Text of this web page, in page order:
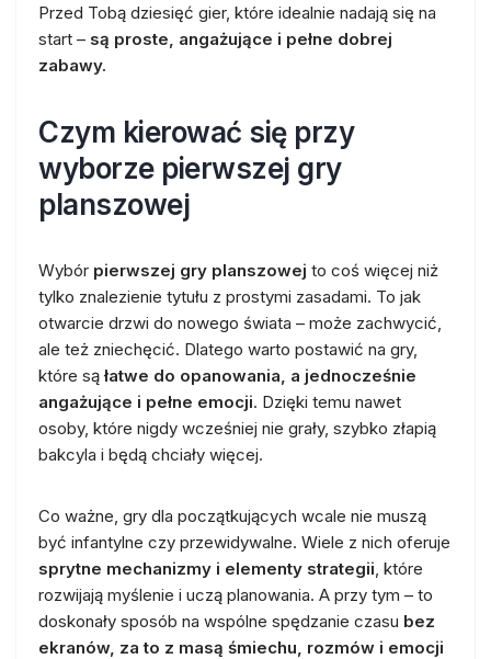
Przed Tobą dziesięć gier, które idealnie nadają się na
start – są proste, angażujące i pełne dobrej
zabawy.
Czym kierować się przy
wyborze pierwszej gry
planszowej
Wybór pierwszej gry planszowej to coś więcej niż
tylko znalezienie tytułu z prostymi zasadami. To jak
otwarcie drzwi do nowego świata – może zachwycić,
ale też zniechęcić. Dlatego warto postawić na gry,
które sąłatwe do opanowania, a jednocześnie
angażujące i pełne emocji. Dzięki temu nawet
osoby, które nigdy wcześniej nie grały, szybko złapią
bakcyla i będą chciały więcej.
Co ważne, gry dla początkujących wcale nie muszą
być infantylne czy przewidywalne. Wiele z nich oferuje
sprytne mechanizmy i elementy strategii, które
rozwijają myślenie i uczą planowania. A przy tym – to
doskonały sposób na wspólne spędzanie czasu bez
ekranów, za to z masą śmiechu, rozmów i emocji